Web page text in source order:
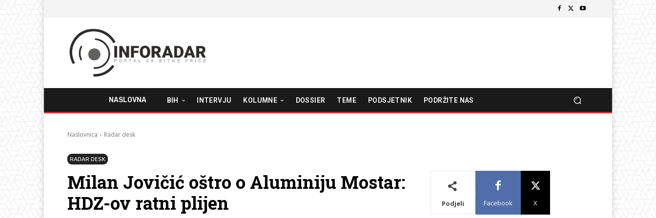
NASLOVNA BIH INTERVJU KOLUMNE DOSSIER TEME PODSJETNIK PODRŽITE NAS
Naslovnica Radar desk
RADAR DESK
Milan Jovičić oštro o Aluminiju Mostar:
HDZ-ov ratni plijen
Podjeli Facebook X